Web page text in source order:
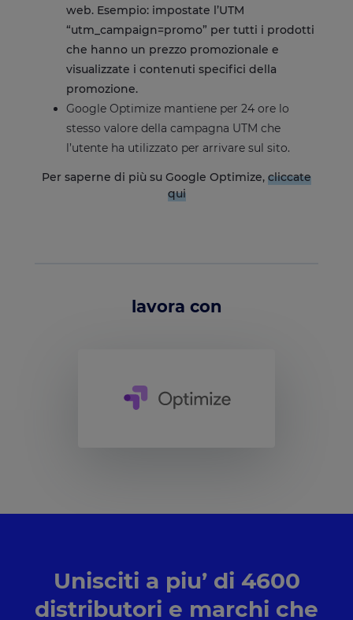
web. Esempio: impostate l’UTM
“utm_campaign=promo” per tutti i prodotti
che hanno un prezzo promozionale e
visualizzate i contenuti specifici della
promozione.
Google Optimize mantiene per 24 ore lo
stesso valore della campagna UTM che
l’utente ha utilizzato per arrivare sul sito.
Per saperne di più su Google Optimize, cliccate
qui
lavora con
Unisciti a piu’ di 4600
distributori e marchi che